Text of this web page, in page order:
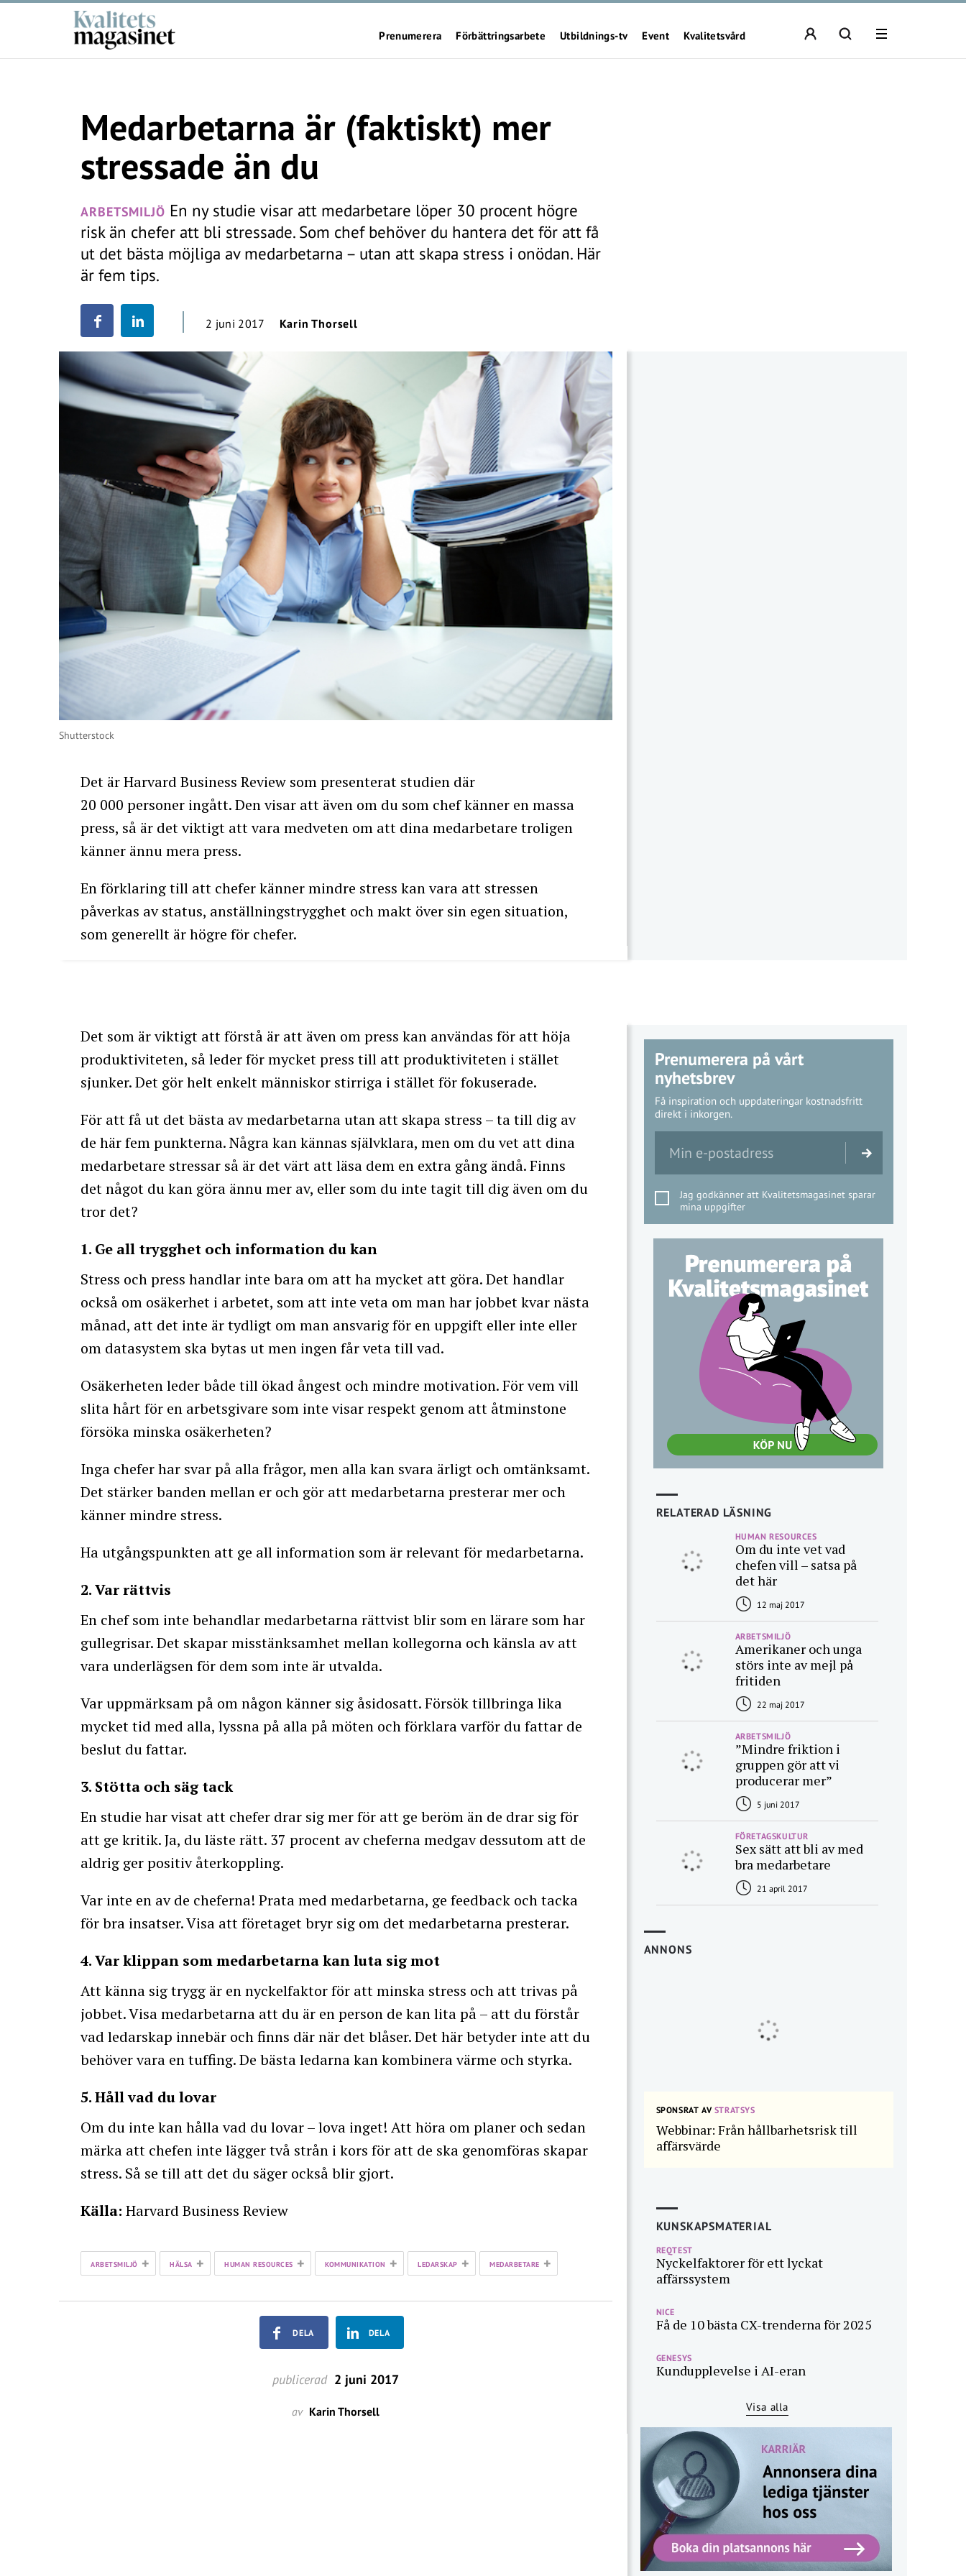
Prenumerera Förbättringsarbete Utbildnings-tv Event Kvalitetsvård
Medarbetarna är (faktiskt) mer
stressade än du
ARBETSMILJÖ En ny studie visar att medarbetare löper 30 procent högre
risk än chefer att bli stressade. Som chef behöver du hantera det för att få
ut det bästa möjliga av medarbetarna – utan att skapa stress i onödan. Här
är fem tips.
2 juni 2017 Karin Thorsell
Shutterstock
Det är Harvard Business Review som presenterat studien där
20 000 personer ingått. Den visar att även om du som chef känner en massa
press, så är det viktigt att vara medveten om att dina medarbetare troligen
känner ännu mera press.
En förklaring till att chefer känner mindre stress kan vara att stressen
påverkas av status, anställningstrygghet och makt över sin egen situation,
som generellt är högre för chefer.
Det som är viktigt att förstå är att även om press kan användas för att höja
produktiviteten, så leder för mycket press till att produktiviteten i stället
sjunker. Det gör helt enkelt människor stirriga i stället för fokuserade.
För att få ut det bästa av medarbetarna utan att skapa stress – ta till dig av
de här fem punkterna. Några kan kännas självklara, men om du vet att dina
medarbetare stressar så är det värt att läsa dem en extra gång ändå. Finns
det något du kan göra ännu mer av, eller som du inte tagit till dig även om du
tror det?
1. Ge all trygghet och information du kan
Stress och press handlar inte bara om att ha mycket att göra. Det handlar
också om osäkerhet i arbetet, som att inte veta om man har jobbet kvar nästa
månad, att det inte är tydligt om man ansvarig för en uppgift eller inte eller
om datasystem ska bytas ut men ingen får veta till vad.
Osäkerheten leder både till ökad ångest och mindre motivation. För vem vill
slita hårt för en arbetsgivare som inte visar respekt genom att åtminstone
försöka minska osäkerheten?
Inga chefer har svar på alla frågor, men alla kan svara ärligt och omtänksamt.
Det stärker banden mellan er och gör att medarbetarna presterar mer och
känner mindre stress.
Ha utgångspunkten att ge all information som är relevant för medarbetarna.
2. Var rättvis
En chef som inte behandlar medarbetarna rättvist blir som en lärare som har
gullegrisar. Det skapar misstänksamhet mellan kollegorna och känsla av att
vara underlägsen för dem som inte är utvalda.
Var uppmärksam på om någon känner sig åsidosatt. Försök tillbringa lika
mycket tid med alla, lyssna på alla på möten och förklara varför du fattar de
beslut du fattar.
3. Stötta och säg tack
En studie har visat att chefer drar sig mer för att ge beröm än de drar sig för
att ge kritik. Ja, du läste rätt. 37 procent av cheferna medgav dessutom att de
aldrig ger positiv återkoppling.
Var inte en av de cheferna! Prata med medarbetarna, ge feedback och tacka
för bra insatser. Visa att företaget bryr sig om det medarbetarna presterar.
4. Var klippan som medarbetarna kan luta sig mot
Att känna sig trygg är en nyckelfaktor för att minska stress och att trivas på
jobbet. Visa medarbetarna att du är en person de kan lita på – att du förstår
vad ledarskap innebär och finns där när det blåser. Det här betyder inte att du
behöver vara en tuffing. De bästa ledarna kan kombinera värme och styrka.
5. Håll vad du lovar
Om du inte kan hålla vad du lovar – lova inget! Att höra om planer och sedan
märka att chefen inte lägger två strån i kors för att de ska genomföras skapar
stress. Så se till att det du säger också blir gjort.
Källa: Harvard Business Review
ARBETSMILJÖ + HÄLSA + HUMAN RESOURCES + KOMMUNIKATION + LEDARSKAP + MEDARBETARE +
DELA DELA
publicerad 2 juni 2017
av Karin Thorsell
Prenumerera på vårt
nyhetsbrev
Få inspiration och uppdateringar kostnadsfritt
direkt i inkorgen.
Jag godkänner att Kvalitetsmagasinet sparar
mina uppgifter
RELATERAD LÄSNING
HUMAN RESOURCES
Om du inte vet vad
chefen vill – satsa på
det här
12 maj 2017
ARBETSMILJÖ
Amerikaner och unga
störs inte av mejl på
fritiden
22 maj 2017
ARBETSMILJÖ
”Mindre friktion i
gruppen gör att vi
producerar mer”
5 juni 2017
FÖRETAGSKULTUR
Sex sätt att bli av med
bra medarbetare
21 april 2017
ANNONS
SPONSRAT AVSTRATSYS
Webbinar: Från hållbarhetsrisk till
affärsvärde
KUNSKAPSMATERIAL
REQTEST
Nyckelfaktorer för ett lyckat
affärssystem
NICE
Få de 10 bästa CX-trenderna för 2025
GENESYS
Kundupplevelse i AI-eran
Visa alla